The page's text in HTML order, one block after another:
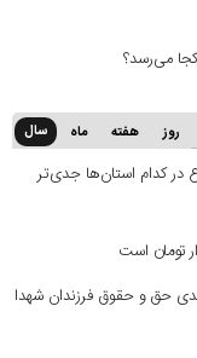
می‌رسد؟
روز هفته ماه سال
کدام استان‌ها جدی‌تر
مسیر بهبود وضعیت/ افزایش ۱۲۰ درصدی حق و حقوق فرزندان شهدا